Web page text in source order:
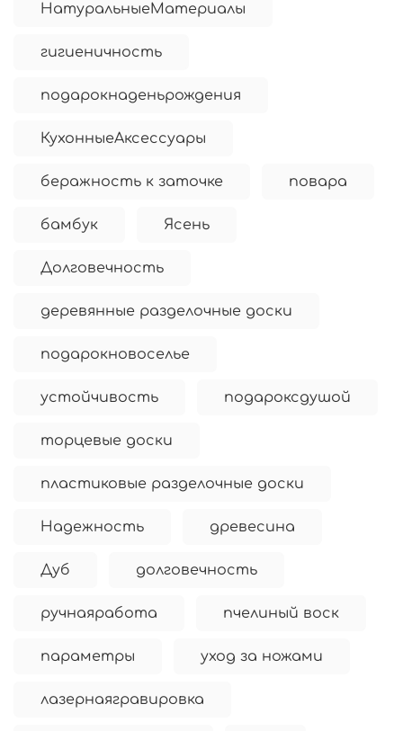
НатуральныеМатериалы
гигиеничность
подарокнаденьрождения
КухонныеАксессуары
беражность к заточке повара
бамбук Ясень
Долговечность
деревянные разделочные доски
подарокновоселье
устойчивость подароксдушой
торцевые доски
пластиковые разделочные доски
Надежность древесина
Дуб долговечность
ручнаяработа пчелиный воск
параметры уход за ножами
лазернаягравировка